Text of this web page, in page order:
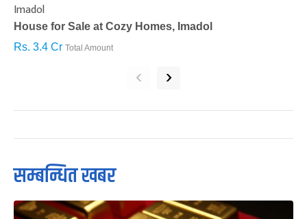
Imadol
House for Sale at Cozy Homes, Imadol
Rs. 3.4 Cr Total Amount
‹ ›
सम्बन्धित खबर